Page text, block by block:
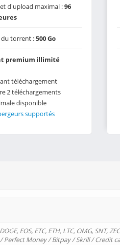
d'upload maximal :96
du torrent :500 Go
premium illimité
téléchargement
2 téléchargements
disponible
supportés
EOS, ETC, ETH, LTC, OMG, SNT,
Perfect Money / Bitpay / Skrill / Credit